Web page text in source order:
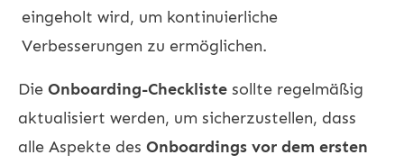
eingeholt wird, um kontinuierliche
Verbesserungen zu ermöglichen.
Die Onboarding-Checkliste sollte regelmäßig
aktualisiert werden, um sicherzustellen, dass
alle Aspekte des Onboardings vor dem ersten